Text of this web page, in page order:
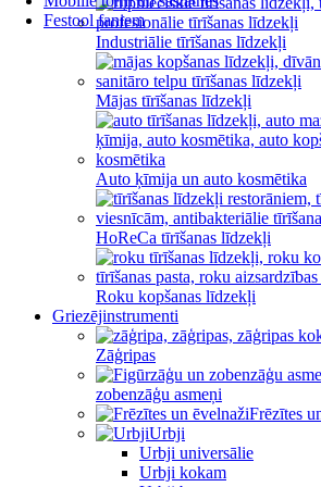
Festool faniem
Industriālie tīrīšanas līdzekļi
Mājas tīrīšanas līdzekļi
Auto ķīmija un auto kosmētika
HoReCa tīrīšanas līdzekļi
Roku kopšanas līdzekļi
Griezējinstrumenti
Zāģripas
zobenzāģu asmeņi
Frēzītes
Urbji
Urbji universālie
Urbji kokam